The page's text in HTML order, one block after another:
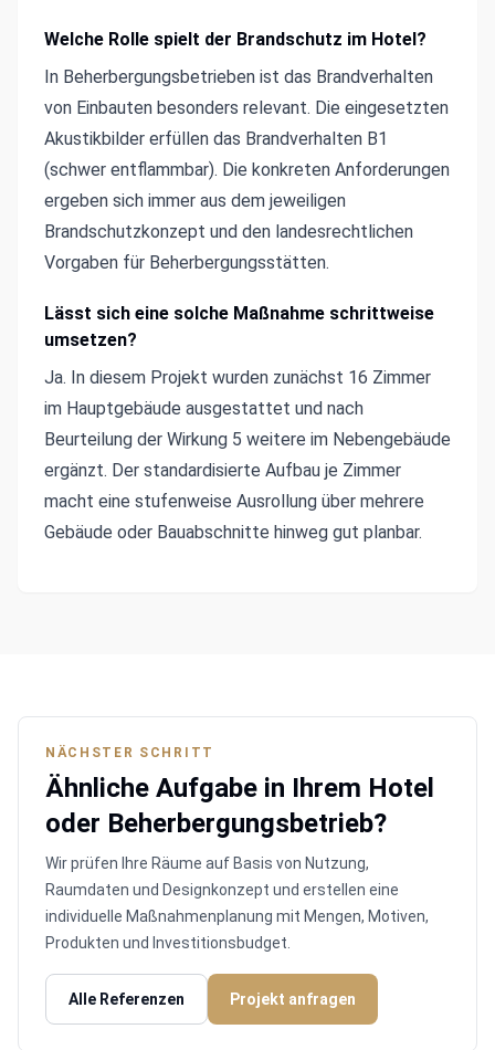
Welche Rolle spielt der Brandschutz im Hotel?
In Beherbergungsbetrieben ist das Brandverhalten
von Einbauten besonders relevant. Die eingesetzten
Akustikbilder erfüllen das Brandverhalten B1
(schwer entflammbar). Die konkreten Anforderungen
ergeben sich immer aus dem jeweiligen
Brandschutzkonzept und den landesrechtlichen
Vorgaben für Beherbergungsstätten.
Lässt sich eine solche Maßnahme schrittweise
umsetzen?
Ja. In diesem Projekt wurden zunächst 16 Zimmer
im Hauptgebäude ausgestattet und nach
Beurteilung der Wirkung 5 weitere im Nebengebäude
ergänzt. Der standardisierte Aufbau je Zimmer
macht eine stufenweise Ausrollung über mehrere
Gebäude oder Bauabschnitte hinweg gut planbar.
NÄCHSTER SCHRITT
Ähnliche Aufgabe in Ihrem Hotel
oder Beherbergungsbetrieb?
Wir prüfen Ihre Räume auf Basis von Nutzung,
Raumdaten und Designkonzept und erstellen eine
individuelle Maßnahmenplanung mit Mengen, Motiven,
Produkten und Investitionsbudget.
Alle Referenzen Projekt anfragen